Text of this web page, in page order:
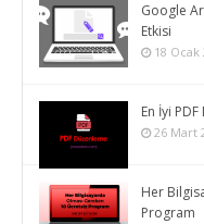
Google
Etkisi
18 Ocak
En İyi
26 Mart
Her
Program